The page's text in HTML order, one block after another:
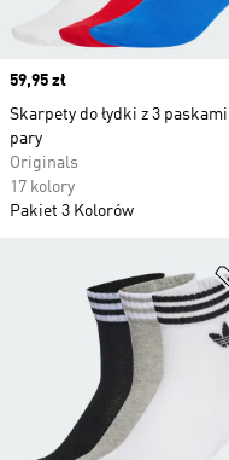
Price
59,95 zł
Skarpety do łydki z 3
pary
Originals
17 kolory
Pakiet 3 Kolorów